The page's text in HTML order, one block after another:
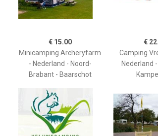
€ 15.00
Minicamping Archeryfarm
- Nederland - Noord-
Brabant - Baarschot
€
Camping
Nederland